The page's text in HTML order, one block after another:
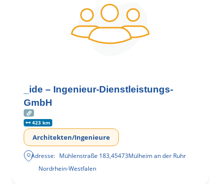
_ide – Ingenieur-Dienstleistungs-
GmbH
423 km
Architekten/Ingenieure
Adresse: Mühlenstraße 183,45473Mülheim an der Ruhr
Nordrhein-Westfalen